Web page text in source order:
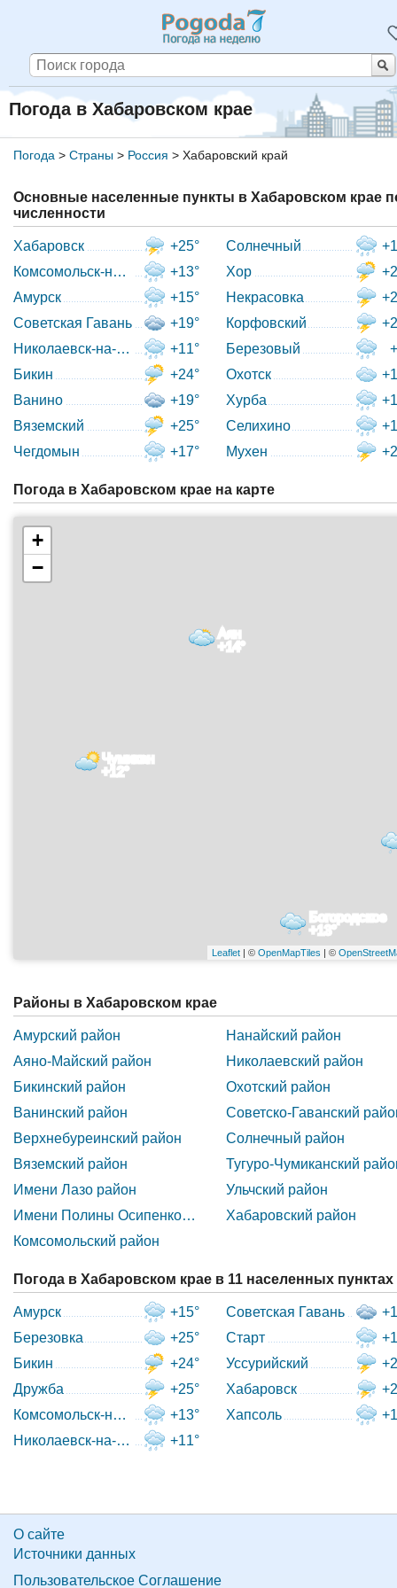
Погода в Хабаровском крае
Погода > Страны> Россия > Хабаровский край
Основные населенные пункты в Хабаровском крае
численности
Хабаровск
+25°
Комсомольск-на-Амуре +13°
Амурск
+15°
Советская Гавань
+19°
Николаевск-на-Амуре
+11°
Бикин
+24°
Ванино
+19°
Вяземский
+25°
Чегдомын
+17°
Солнечный
Хор
Некрасовка
Корфовский
Березовый
Охотск
Хурба
Селихино
Мухен
Погода в Хабаровском крае на карте
Богородское
+13°
Чумикан
+12°
Аян
+14°
+
−
Leaflet | ©OpenMapTiles | ©
Районы в Хабаровском крае
Амурский район
Аяно-Майский район
Бикинский район
Ванинский район
Верхнебуреинский район
Вяземский район
Имени Лазо район
Имени Полины Осипенко район
Комсомольский район
Нанайский район
Николаевский район
Охотский район
Советско-Гаванский
Солнечный район
Тугуро-Чумиканский
Ульчский район
Хабаровский район
Погода в Хабаровском крае в 11 населенных пунктах
Амурск
+15°
Березовка
+25°
Бикин
+24°
Дружба
+25°
Комсомольск-на-Амуре +13°
Николаевск-на-Амуре
+11°
Советская Гавань
Старт
Уссурийский
Хабаровск
Хапсоль
О сайте
Источники данных
Пользовательское Соглашение